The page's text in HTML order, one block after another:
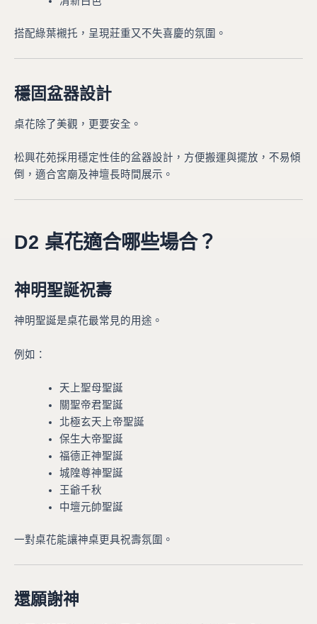
搭配綠葉襯托，呈現莊重又不失喜慶的氛圍。
穩固盆器設計
桌花除了美觀，更要安全。
松興花苑採用穩定性佳的盆器設計，方便搬運與擺放，不易傾
倒，適合宮廟及神壇長時間展示。
D2 桌花適合哪些場合？
神明聖誕祝壽
神明聖誕是桌花最常見的用途。
例如：
天上聖母聖誕
關聖帝君聖誕
北極玄天上帝聖誕
保生大帝聖誕
福德正神聖誕
城隍尊神聖誕
王爺千秋
中壇元帥聖誕
一對桌花能讓神桌更具祝壽氛圍。
還願謝神